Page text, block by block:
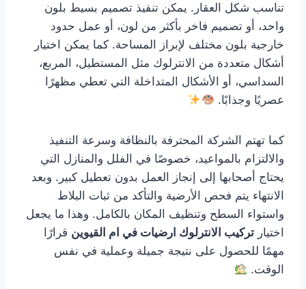
تناسب شكل العقار. يمكن تنفيذ تصميم بسيط بلون
واحد، أو تصميم فاخر بأكثر من لون، أو عمل حدود
خارجية بلون مختلف لإبراز المساحة. كما يمكن اختيار
أشكال متعددة من الانترلوك مثل المستطيل، المربع،
السداسي، أو الأشكال المتداخلة التي تعطي مظهرًا
عصريًا وجذابًا.
كما تهتم الشركة المحترفة بالنظافة وسرعة التنفيذ
والالتزام بالمواعيد، خصوصًا في الفلل والمنازل التي
يحتاج أصحابها إلى إنجاز العمل بدون تعطيل كبير. وبعد
الانتهاء يتم فحص الأرضية والتأكد من ثبات البلاط
واستواء السطح وتنظيف المكان بالكامل. وهذا ما يجعل
اختيار تركيب الانترلوك ارضيات في ام القيوين قرارًا
مهمًا للحصول على نتيجة جميلة وعملية في نفس
الوقت.